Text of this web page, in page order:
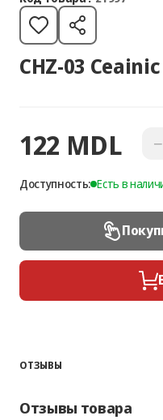
CHZ-03
122 MDL −
Доступность: Есть в
ОТЗЫВЫ
Отзывы товара